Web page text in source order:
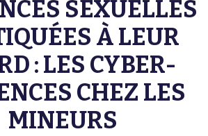
SEXUELLES
À LEUR
: LES CYBER-
CHEZ LES
MINEURS